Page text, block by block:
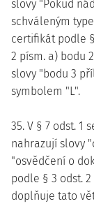
slovy "Pokud
schváleným
certifikát podle
2 písm. a) bodu
slovy "bodu 3
symbolem "L".
35. V § 7 odst. 1
nahrazují slovy
"osvědčení o
podle § 3 odst.
doplňuje tato